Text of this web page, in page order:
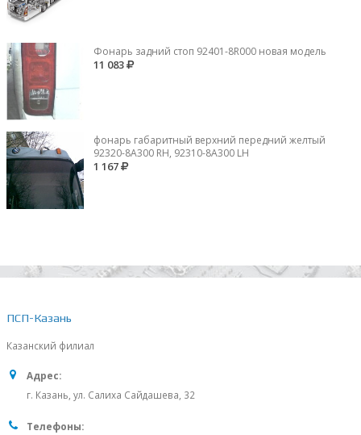
Фонарь задний стоп 92401-8R000 новая модель
11 083
фонарь габаритный верхний передний желтый
92320-8A300 RH, 92310-8А300 LH
1 167
ПСП-Казань
Казанский филиал
Адрес:
г. Казань, ул. Салиха Сайдашева, 32
Телефоны: